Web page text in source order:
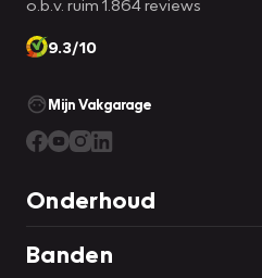
o.b.v. ruim 1.864 reviews
9.3/10
Mijn Vakgarage
Onderhoud
Banden